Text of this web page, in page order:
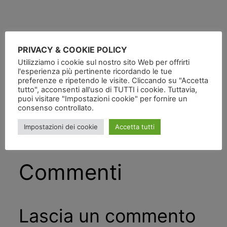
Pubblicatoin
da
Commenti
Lascia un commento
PRIVACY & COOKIE POLICY
Utilizziamo i cookie sul nostro sito Web per offrirti
l'esperienza più pertinente ricordando le tue
preferenze e ripetendo le visite. Cliccando su "Accetta
tutto", acconsenti all'uso di TUTTI i cookie. Tuttavia,
puoi visitare "Impostazioni cookie" per fornire un
consenso controllato.
Impostazioni dei cookie Accetta tutti